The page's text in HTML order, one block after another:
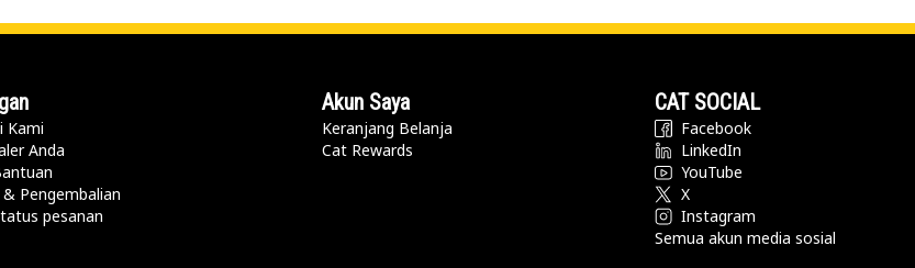
Kami
Anda
Pengembalian
pesanan
Akun Saya
Keranjang Belanja
Cat Rewards
CAT SOCIAL
Facebook
LinkedIn
YouTube
X
Instagram
Semua akun media sosial